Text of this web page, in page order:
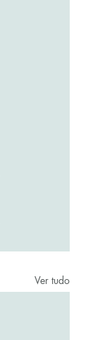
Ver tudo